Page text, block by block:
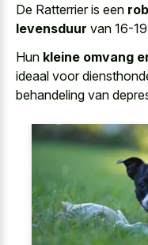
De Ratterrier is een
levensduur van 16-
Hun kleine omvang
ideaal voor
behandeling van